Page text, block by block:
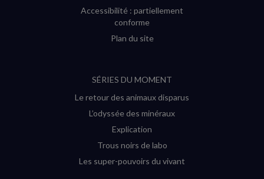
Accessibilité : partiellement
conforme
Plan du site
SÉRIES DU MOMENT
Le retour des animaux disparus
L’odyssée des minéraux
Explication
Trous noirs de labo
Les super-pouvoirs du vivant